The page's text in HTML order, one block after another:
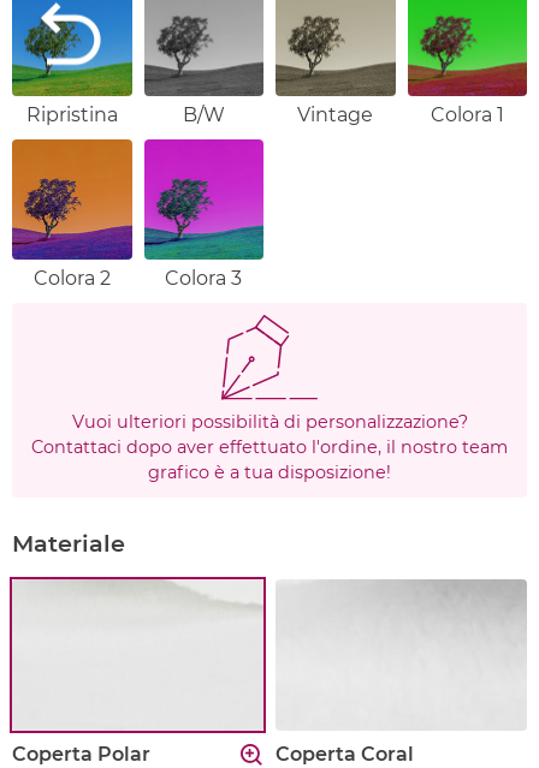
Ripristina B/W Vintage Colora 1
Colora 2 Colora 3
Vuoi ulteriori possibilità di personalizzazione?
Contattaci dopo aver effettuato l'ordine, il nostro team
grafico è a tua disposizione!
Materiale
Coperta Polar Coperta Coral